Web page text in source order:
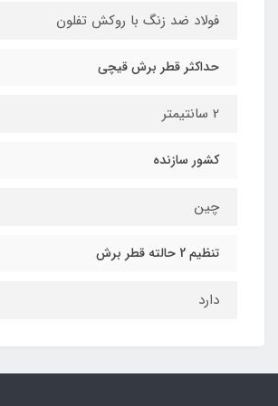
فولاد ضد زنگ با روکش تفلون
حداکثر قطر برش قیچی
2 سانتیمتر
کشور سازنده
چین
تنظیم 2 حالته قطر برش
دارد